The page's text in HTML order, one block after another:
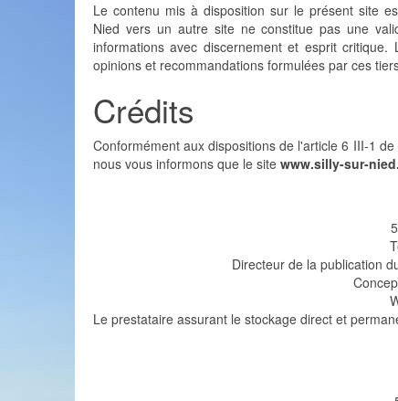
Le contenu mis à disposition sur le présent site
Nied vers un autre site ne constitue pas une
informations avec discernement et esprit
opinions et recommandations formulées par ces
Crédits
Conformément aux dispositions de l'article 6 III-1
nous vous informons que le site www.silly-sur-
Directeur de la publication
Le prestataire assurant le stockage direct et